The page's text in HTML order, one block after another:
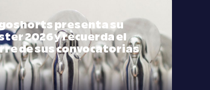
presenta su
2026 y recuerda el
de sus convocatorias